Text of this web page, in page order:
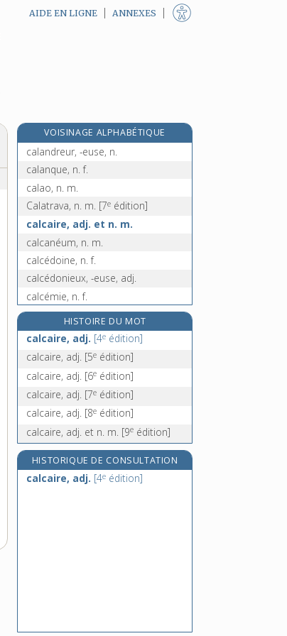
AIDE EN LIGNE ANNEXES
VOISINAGE ALPHABÉTIQUE
calandrer, v. tr.
calandreur, -euse, n.
calanque, n. f.
calao, n. m.
Calatrava, n. m. [7e édition]
calcaire, adj. et n. m.
calcanéum, n. m.
calcédoine, n. f.
calcédonieux, -euse, adj.
calcémie, n. f.
calcéolaire, n. f.
calcicole, adj.
calcification, n. f.
calcifuge, adj.
HISTOIRE DU MOT
calcaire, adj. [4e édition]
calcaire, adj. [5e édition]
calcaire, adj. [6e édition]
calcaire, adj. [7e édition]
calcaire, adj. [8e édition]
calcaire, adj. et n. m. [9e édition]
HISTORIQUE DE CONSULTATION
calcaire, adj. [4e édition]